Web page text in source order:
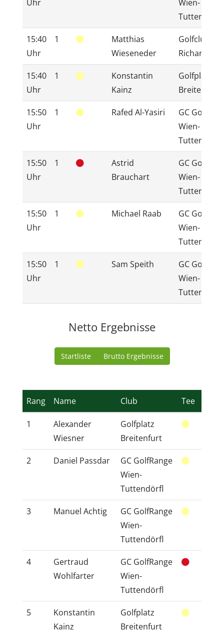
Uhr
Wien-
Tuttendörfl
15:40
Uhr
1
Matthias
Wieseneder
Golfclub
Richardhof
15:40
Uhr
1
Konstantin
Kainz
Golfplatz
Breitenfurt
15:50
Uhr
1 Rafed Al-Yasiri
GC
Wien-
Tuttendörfl
15:50
Uhr
1
Astrid
Brauchart
GC
Wien-
Tuttendörfl
15:50
Uhr
1 Michael Raab
GC
Wien-
Tuttendörfl
15:50
Uhr
1 Sam Speith
GC
Wien-
Tuttendörfl
Netto Ergebnisse
Startliste Brutto Ergebnisse
Rang Name Club Tee
1
Alexander
Wiesner
Golfplatz
Breitenfurt
2 Daniel Passdar
GC GolfRange
Wien-
Tuttendörfl
3 Manuel Achtig
GC GolfRange
Wien-
Tuttendörfl
4
Gertraud
Wohlfarter
GC GolfRange
Wien-
Tuttendörfl
5
Konstantin
Kainz
Golfplatz
Breitenfurt